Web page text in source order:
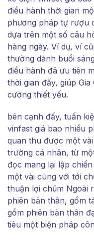
điều hành thời gian
phương pháp tự rượu
dựa trên một số câu
hàng ngày. Ví dụ, ví
thường dành buổi
điều hành đã ưu tiên
thời gian đấy, giúp
cường thiết yếu.
bên cạnh đấy, tuấn
vinfast giá bao nhiều
quan thu được một
trường cá nhân, từ
đọc mang lại lập
một vài cùng với tới
thuận lợi chũm Ngoài
phiên bản thân, gồm
gồm phiên bản thân
tiêu một biện pháp